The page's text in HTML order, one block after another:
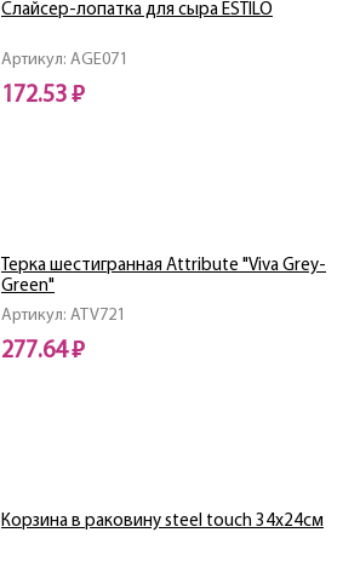
Артикул: AGE071
Слайсер-лопатка для сыра ESTILO
172.53 ₽
Артикул: ATV721
Терка шестигранная Attribute "Viva Grey-
Green"
277.64 ₽
Корзина в раковину steel touch 34х24см